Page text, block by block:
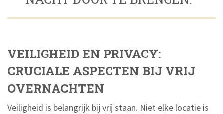
VEILIGHEID EN PRIVACY:
CRUCIALE ASPECTEN BIJ VRIJ
OVERNACHTEN
Veiligheid is belangrijk bij vrij staan. Niet elke locatie is